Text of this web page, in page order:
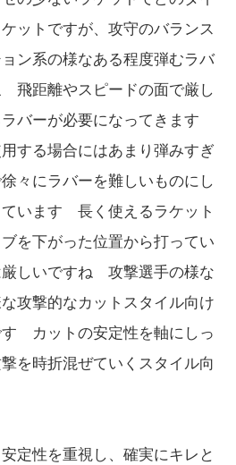
ットですが、攻守のバランス
ン系の様なある程度弾むラバ
飛距離やスピードの面で厳し
ラバーが必要になってきます
する場合にはあまり弾みすぎ
々にラバーを難しいものにし
います 長く使えるラケット
を下がった位置から打ってい
厳しいですね 攻撃選手の様な
攻撃的なカットスタイル向け
カットの安定性を軸にしっ
を時折混ぜていくスタイル向
定性を重視し、確実にキレと